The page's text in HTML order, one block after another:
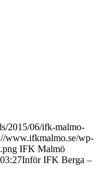
2015/06/ifk-malmo-
www.ifkmalmo.se/wp-
IFK Malmö
Inför IFK Berga –